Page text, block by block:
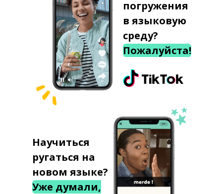
погружения
в языковую
среду?
Пожалуйста!
Научиться
ругаться на
новом языке?
Уже думали,